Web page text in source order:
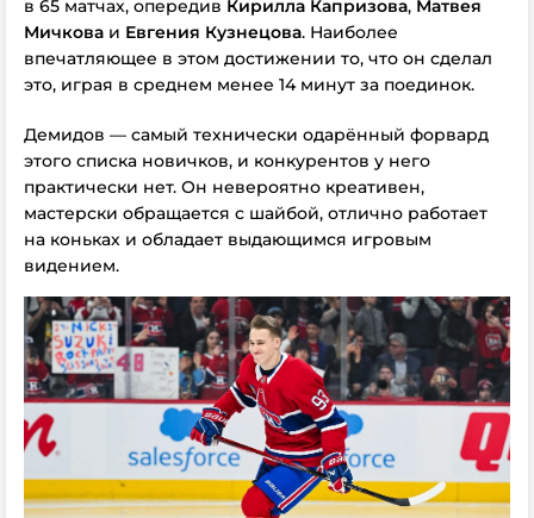
в 65 матчах, опередив Кирилла Капризова, Матвея
Мичкова и Евгения Кузнецова. Наиболее
впечатляющее в этом достижении то, что он сделал
это, играя в среднем менее 14 минут за поединок.
Демидов — самый технически одарённый форвард
этого списка новичков, и конкурентов у него
практически нет. Он невероятно креативен,
мастерски обращается с шайбой, отлично работает
на коньках и обладает выдающимся игровым
видением.